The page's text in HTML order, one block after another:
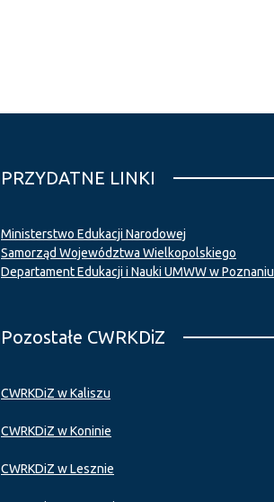
PRZYDATNE LINKI
Ministerstwo Edukacji Narodowej
Samorząd Województwa Wielkopolskiego
Departament Edukacji i Nauki UMWW w Poznaniu
Pozostałe CWRKDiZ
CWRKDiZ w Kaliszu
CWRKDiZ w Koninie
CWRKDiZ w Lesznie